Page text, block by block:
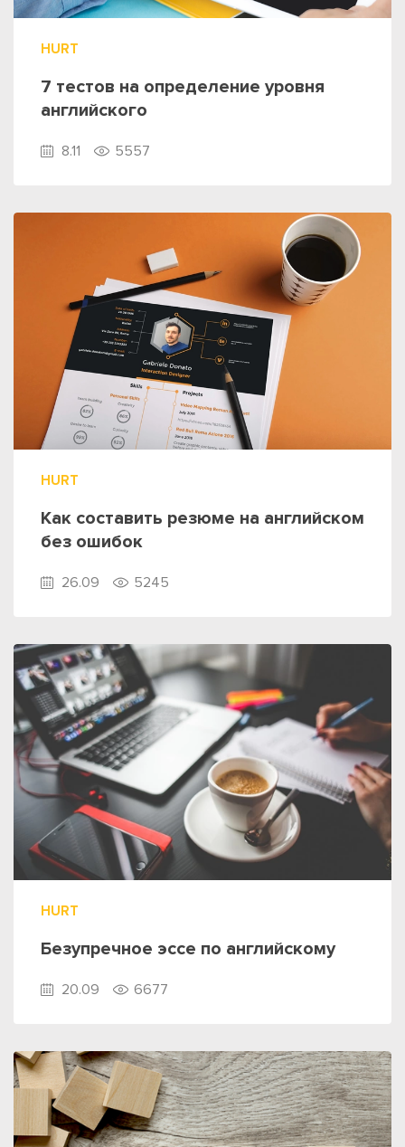
HURT
7 тестов на определение уровня
английского
8.11 5557
HURT
Как составить резюме на английском
без ошибок
26.09 5245
HURT
Безупречное эссе по английскому
20.09 6677